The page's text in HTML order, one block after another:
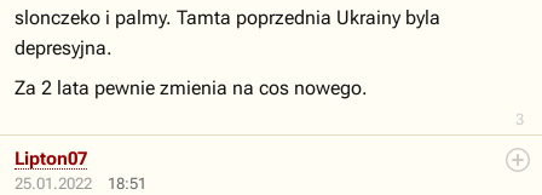
3
slonczeko i palmy. Tamta poprzednia Ukrainy byla
depresyjna.
Za 2 lata pewnie zmienia na cos nowego.
25.01.2022 18:51
Lipton07